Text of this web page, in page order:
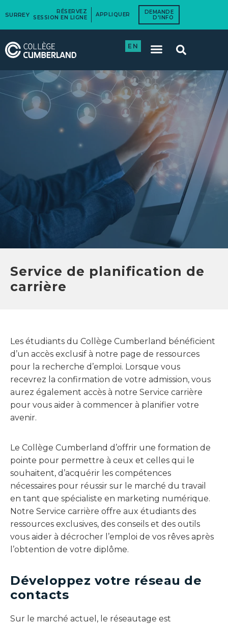
SURREY
RÉSERVEZ
SESSION EN LIGNE
APPLIQUER
DEMANDE
D'INFO
EN
Service de planification de
carrière
Les étudiants du Collège Cumberland bénéficient
d’un accès exclusif à notre page de ressources
pour la recherche d’emploi. Lorsque vous
recevrez la confirmation de votre admission, vous
aurez également accès à notre Service carrière
pour vous aider à commencer à planifier votre
avenir.
Le Collège Cumberland d’offrir une formation de
pointe pour permettre à ceux et celles qui le
souhaitent, d’acquérir les compétences
nécessaires pour réussir sur le marché du travail
en tant que spécialiste en marketing numérique.
Notre Service carrière offre aux étudiants des
ressources exclusives, des conseils et des outils
vous aider à décrocher l’emploi de vos rêves après
l’obtention de votre diplôme.
Développez votre réseau de
contacts
Sur le marché actuel, le réseautage est